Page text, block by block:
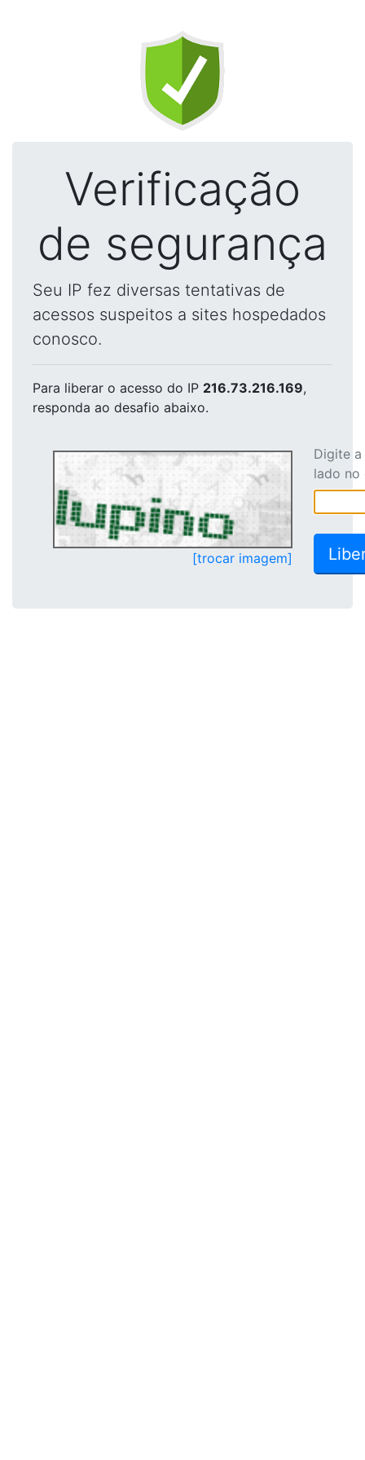
Verificação
de segurança
Seu IP fez diversas tentativas de
acessos suspeitos a sites hospedados
conosco.
Para liberar o acesso do IP 216.73.216.169,
responda ao desafio abaixo.
[trocar imagem]
Digite
lado no